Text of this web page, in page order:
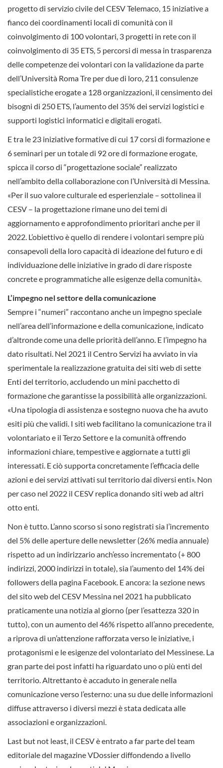
progetto di servizio civile del CESV Telemaco, 15 iniziative a
fianco dei coordinamenti locali di comunità con il
coinvolgimento di 100 volontari, 3 progetti in rete con il
coinvolgimento di 35 ETS, 5 percorsi di messa in trasparenza
delle competenze dei volontari con la validazione da parte
dell’Università Roma Tre per due di loro, 211 consulenze
specialistiche erogate a 128 organizzazioni, il censimento dei
bisogni di 250 ETS, l’aumento del 35% dei servizi logistici e
supporti logistici informatici e digitali erogati.
E tra le 23 iniziative formative di cui 17 corsi di formazione e
6 seminari per un totale di 92 ore di formazione erogate,
spicca il corso di “progettazione sociale” realizzato
nell’ambito della collaborazione con l’Università di Messina.
«Per il suo valore culturale ed esperienziale – sottolinea il
CESV – la progettazione rimane uno dei temi di
aggiornamento e approfondimento prioritari anche per il
2022. L’obiettivo è quello di rendere i volontari sempre più
consapevoli della loro capacità di ideazione del futuro e di
individuazione delle iniziative in grado di dare risposte
concrete e programmatiche alle esigenze della comunità».
L’impegno nel settore della comunicazione
Sempre i “numeri” raccontano anche un impegno speciale
nell’area dell’informazione e della comunicazione, indicato
d’altronde come una delle priorità dell’anno. E l’impegno ha
dato risultati. Nel 2021 il Centro Servizi ha avviato in via
sperimentale la realizzazione gratuita dei siti web di sette
Enti del territorio, accludendo un mini pacchetto di
formazione che garantisse la possibilità alle organizzazioni.
«Una tipologia di assistenza e sostegno nuova che ha avuto
esiti più che validi. I siti web facilitano la comunicazione tra il
volontariato e il Terzo Settore e la comunità offrendo
informazioni chiare, tempestive e aggiornate a tutti gli
interessati. E ciò supporta concretamente l’efficacia delle
azioni e dei servizi attivati sul territorio dai diversi enti». Non
per caso nel 2022 il CESV replica donando siti web ad altri
otto enti.
Non è tutto. L’anno scorso si sono registrati sia l’incremento
del 5% delle aperture delle newsletter (26% media annuale)
rispetto ad un indirizzario anch’esso incrementato (+ 800
indirizzi, 2000 indirizzi in totale), sia l’aumento del 14% dei
followers della pagina Facebook. E ancora: la sezione news
del sito web del CESV Messina nel 2021 ha pubblicato
praticamente una notizia al giorno (per l’esattezza 320 in
tutto), con un aumento del 46% rispetto all’anno precedente,
a riprova di un’attenzione rafforzata verso le iniziative, i
protagonismi e le esigenze del volontariato del Messinese. La
gran parte dei post infatti ha riguardato uno o più enti del
territorio. Altrettanto è accaduto in generale nella
comunicazione verso l’esterno: una su due delle informazioni
diffuse attraverso i diversi mezzi è stata dedicata alle
associazioni e organizzazioni.
Last but not least, il CESV è entrato a far parte del team
editoriale del magazine VDossier diffondendo a livello